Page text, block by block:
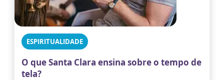
ESPIRITUALIDADE
O que Santa Clara ensina sobre o tempo de
tela?